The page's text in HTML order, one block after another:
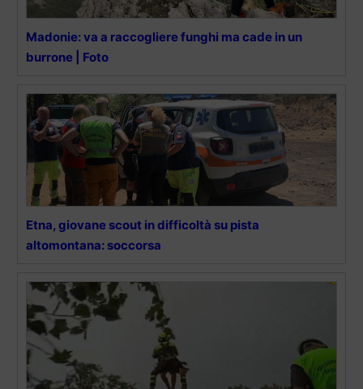
Madonie: va a raccogliere funghi ma cade in un
burrone | Foto
Etna, giovane scout in difficoltà su pista
altomontana: soccorsa